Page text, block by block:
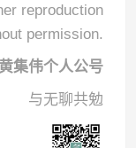
reproduction
permission.
集伟个人公号
与无聊共勉